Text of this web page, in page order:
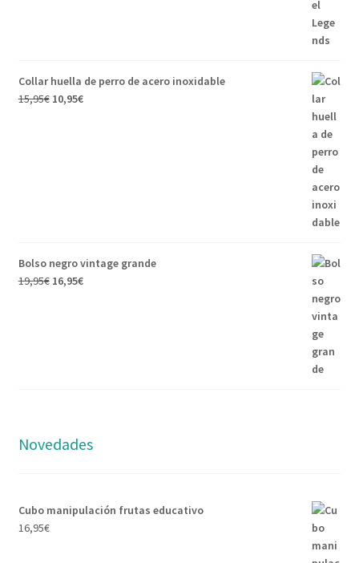
Collar huella de perro de acero inoxidable
15,95€ 10,95€
Bolso negro vintage grande
19,95€ 16,95€
Novedades
Cubo manipulación frutas educativo
16,95€